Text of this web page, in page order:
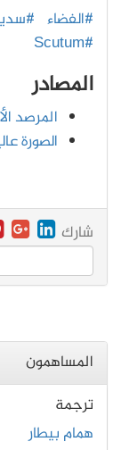
#الفضاء
#Scutum
المصادر
المرصد
الصورة
شارك
المساهمون
ترجمة
همام بيطار